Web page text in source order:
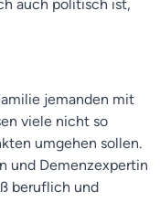
auch politisch ist,
jemanden mit
viele nicht so
umgehen sollen.
und Demenzexpertin
beruflich und